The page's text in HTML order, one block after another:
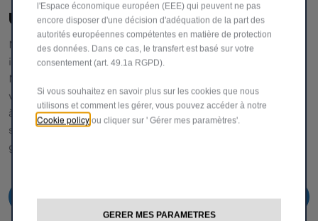
UNE ÉQUIPE DÉDIÉE POUR VOUS AIDER
Notre service clientèle vous fournira toutes les
informations et l'assistance dont vous avez besoin.
N'hésitez pas à demander des détails spécifiques sur nos
véhicules,
à nous faire part de vos réclamations ou de vos
suggestions pour améliorer notre service.0800 28 111 (via
gsm)
0800 28 111
l'Espace économique européen (EEE) qui peuvent ne pas
encore disposer d'une décision d'adéquation de la part des
autorités européennes compétentes en matière de protection
des données. Dans ce cas, le transfert est basé sur votre
consentement (art. 49.1a RGPD).
Si vous souhaitez en savoir plus sur les cookies que nous
utilisons et comment les gérer, vous pouvez accéder à notre
Cookie policy ou cliquer sur ' Gérer mes paramètres'.
GERER MES PARAMETRES